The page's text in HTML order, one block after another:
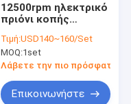
12500rpm ηλεκτρικό
πριόνι κοπής
γύψου πριονιών
110V 220V
ασβεστοκονιάματος
Τιμή:USD140~160/Set
MOQ:1set
Λάβετε την πιο πρόσφατη
Επικοινωνήστε